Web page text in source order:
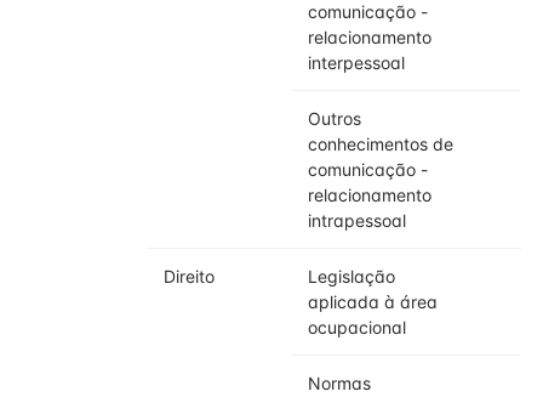
comunicação -
relacionamento
interpessoal
Outros
conhecimentos de
comunicação -
relacionamento
intrapessoal
Direito
Legislação
aplicada à área
ocupacional
Normas